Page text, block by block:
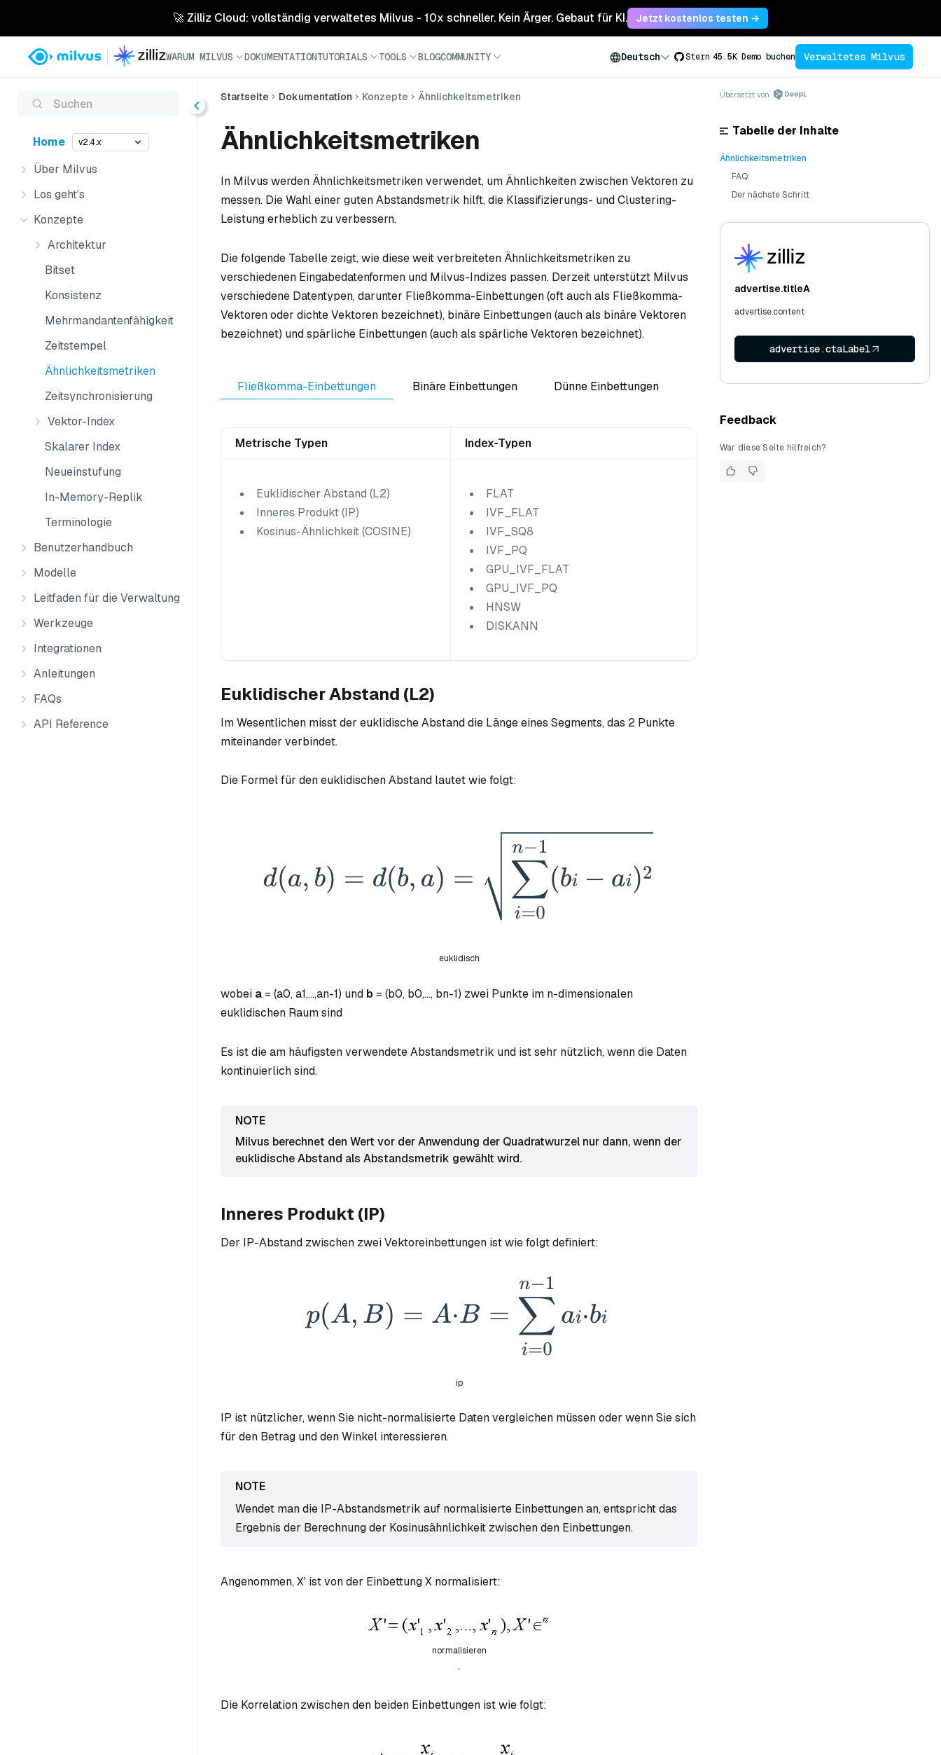
🚀 Zilliz Cloud: vollständig verwaltetes Milvus - 10x schneller. Kein Ärger. Gebaut für KI. Jetzt kostenlos testen →
WARUM MILVUS DOKUMENTATIONTUTORIALS TOOLS BLOGCOMMUNITY Deutsch Stern 45.5K Demo buchen Verwaltetes Milvus
Suchen
Home v2.4.x
Über Milvus
Los geht's
Konzepte
Architektur
Bitset
Konsistenz
Mehrmandantenfähigkeit
Zeitstempel
Ähnlichkeitsmetriken
Zeitsynchronisierung
Vektor-Index
Skalarer Index
Neueinstufung
In-Memory-Replik
Terminologie
Benutzerhandbuch
Modelle
Leitfaden für die Verwaltung
Werkzeuge
Integrationen
Anleitungen
FAQs
API Reference
Startseite Dokumentation Konzepte Ähnlichkeitsmetriken
Ähnlichkeitsmetriken
In Milvus werden Ähnlichkeitsmetriken verwendet, um Ähnlichkeiten zwischen Vektoren zu
messen. Die Wahl einer guten Abstandsmetrik hilft, die Klassifizierungs- und Clustering-
Leistung erheblich zu verbessern.
Die folgende Tabelle zeigt, wie diese weit verbreiteten Ähnlichkeitsmetriken zu
verschiedenen Eingabedatenformen und Milvus-Indizes passen. Derzeit unterstützt Milvus
verschiedene Datentypen, darunter Fließkomma-Einbettungen (oft auch als Fließkomma-
Vektoren oder dichte Vektoren bezeichnet), binäre Einbettungen (auch als binäre Vektoren
bezeichnet) und spärliche Einbettungen (auch als spärliche Vektoren bezeichnet).
Fließkomma-Einbettungen Binäre Einbettungen Dünne Einbettungen
Metrische Typen Index-Typen
Euklidischer Abstand (L2)
Inneres Produkt (IP)
Kosinus-Ähnlichkeit (COSINE)
FLAT
IVF_FLAT
IVF_SQ8
IVF_PQ
GPU_IVF_FLAT
GPU_IVF_PQ
HNSW
DISKANN
Euklidischer Abstand (L2)
Im Wesentlichen misst der euklidische Abstand die Länge eines Segments, das 2 Punkte
miteinander verbindet.
Die Formel für den euklidischen Abstand lautet wie folgt:
euklidisch
wobei a = (a0,a1,...,an-1) und b = (b0, b0,..., bn-1) zwei Punkte im n-dimensionalen
euklidischen Raum sind
Es ist die am häufigsten verwendete Abstandsmetrik und ist sehr nützlich, wenn die Daten
kontinuierlich sind.
Milvus berechnet den Wert vor der Anwendung der Quadratwurzel nur dann, wenn der
euklidische Abstand als Abstandsmetrik gewählt wird.
Inneres Produkt (IP)
Der IP-Abstand zwischen zwei Vektoreinbettungen ist wie folgt definiert:
ip
IP ist nützlicher, wenn Sie nicht-normalisierte Daten vergleichen müssen oder wenn Sie sich
für den Betrag und den Winkel interessieren.
Wendet man die IP-Abstandsmetrik auf normalisierte Einbettungen an, entspricht das
Ergebnis der Berechnung der Kosinusähnlichkeit zwischen den Einbettungen.
Angenommen, X' ist von der Einbettung X normalisiert:
normalisieren
.
Die Korrelation zwischen den beiden Einbettungen ist wie folgt:
Übersetzt von
Tabelle der Inhalte
Ähnlichkeitsmetriken
FAQ
Der nächste Schritt
advertise.titleA
advertise.content
advertise.ctaLabel
Feedback
War diese Seite hilfreich?